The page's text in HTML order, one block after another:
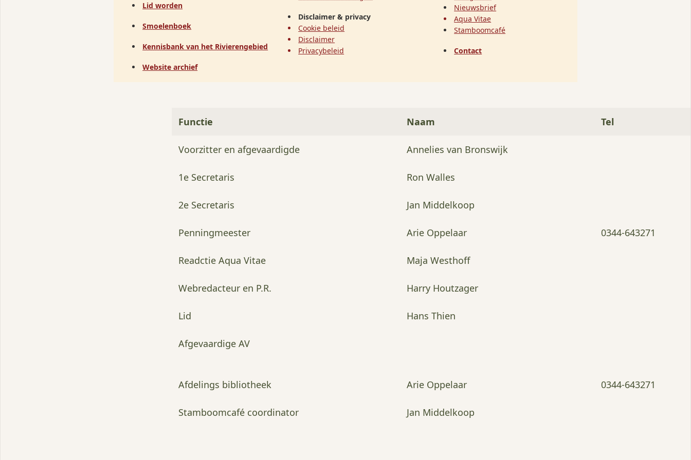
Lid worden
Smoelenboek
Kennisbank van het Rivierengebied
Website archief
Disclaimer & privacy
Cookie beleid
Disclaimer
Privacybeleid
Nieuwsbrief
Aqua Vitae
Stamboomcafé
Contact
Functie Naam Tel
Voorzitter en afgevaardigde Annelies van Bronswijk
1e Secretaris Ron Walles
2e Secretaris Jan Middelkoop
Penningmeester Arie Oppelaar 0344-643271
Readctie Aqua Vitae Maja Westhoff
Webredacteur en P.R. Harry Houtzager
Lid Hans Thien
Afgevaardige AV
Afdelings bibliotheek Arie Oppelaar 0344-643271
Stamboomcafé coordinator Jan Middelkoop